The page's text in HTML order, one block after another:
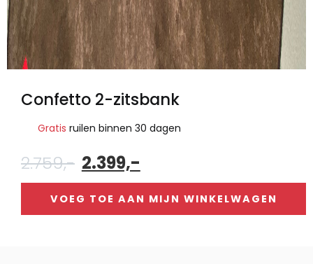
Confetto 2-zitsbank
Gratis ruilen binnen 30 dagen
2.759,- Oorspronkelijke
prijs
was:
2.759,-.
2.399,-
prijs
is:
2.399,-.
VOEG TOE AAN MIJN WINKELWAGEN